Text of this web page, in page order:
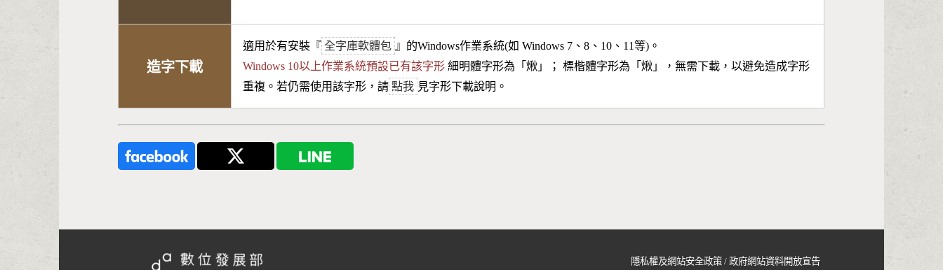
造字下載
適用於有安裝『 全字庫軟體包 』的Windows作業系統(如 Windows 7、8、10、11等)。
Windows 10以上作業系統預設已有該字形 細明體字形為「煍 」； 標楷體字形為「煍 」，無需下載，以避免造成字形
重複。若仍需使用該字形，請 點我 見字形下載說明。
隱私權及網站安全政策 /政府網站資料開放宣告